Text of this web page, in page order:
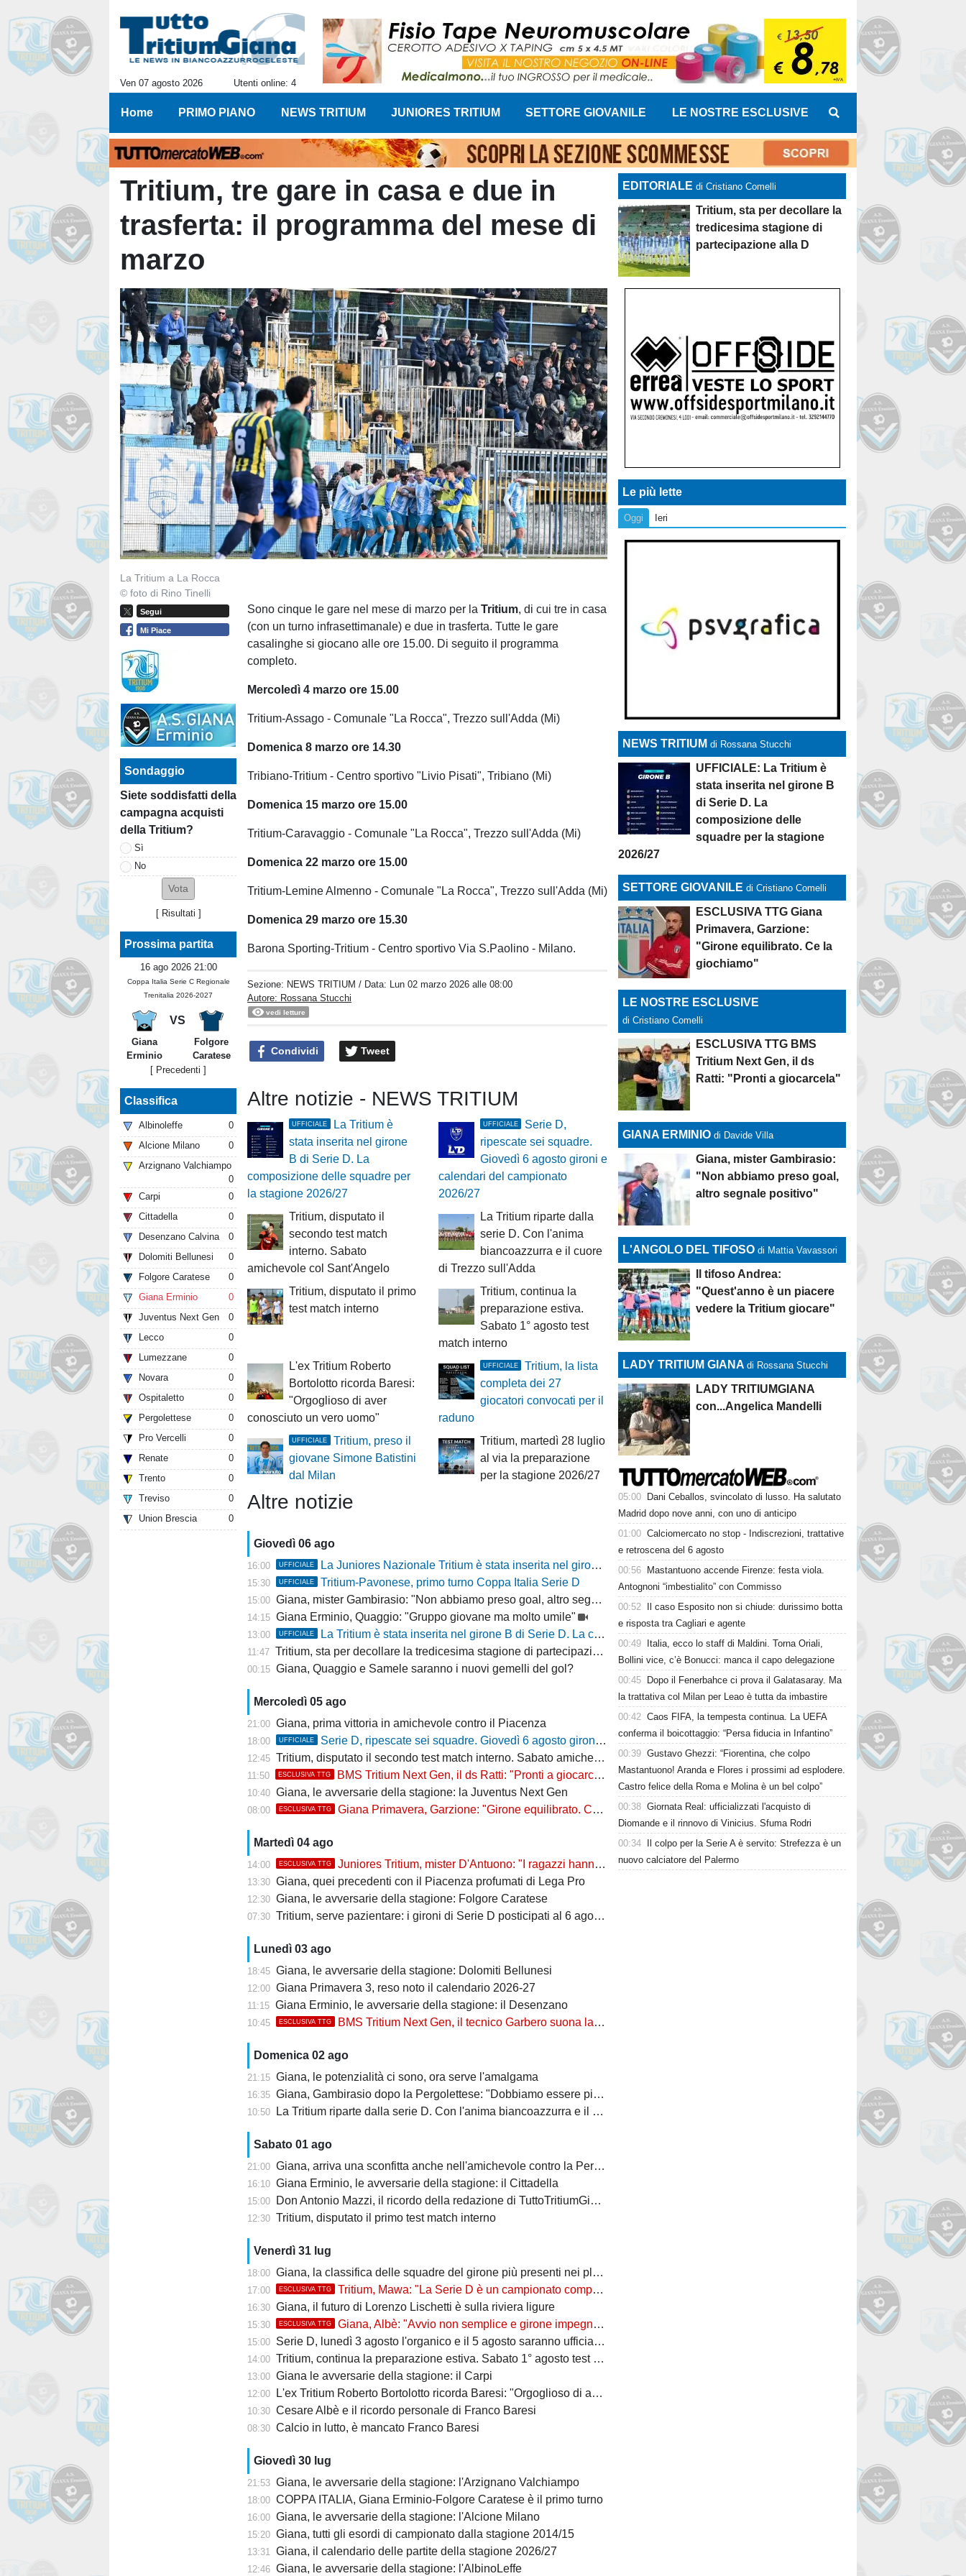
Ven 07 agosto 2026 Utenti online: 4
Home PRIMO PIANO NEWS TRITIUM JUNIORES TRITIUM SETTORE GIOVANILE LE NOSTRE ESCLUSIVE
Tritium, tre gare in casa e due in
trasferta: il programma del mese di
marzo
La Tritium a La Rocca
© foto di Rino Tinelli
Segui
Mi Piace
Sondaggio
Siete soddisfatti della
campagna acquisti
della Tritium?
Sì
No
[ Risultati ]
Prossima partita
16 ago 2026 21:00
Coppa Italia Serie C Regionale
Trenitalia 2026-2027
VS
Giana
Erminio
Folgore
Caratese
[ Precedenti ]
Classifica
Albinoleffe
0
Alcione Milano
0
Arzignano Valchiampo
0
Carpi
0
Cittadella
0
Desenzano Calvina
0
Dolomiti Bellunesi
0
Folgore Caratese
0
Giana Erminio
0
Juventus Next Gen
0
Lecco
0
Lumezzane
0
Novara
0
Ospitaletto
0
Pergolettese
0
Pro Vercelli
0
Renate
0
Trento
0
Treviso
0
Union Brescia
0
Sono cinque le gare nel mese di marzo per laTritium, di cui tre in casa
(con un turno infrasettimanale) e due in trasferta. Tutte le gare
casalinghe si giocano alle ore 15.00. Di seguito il programma
completo.
Mercoledì 4 marzo ore 15.00
Tritium-Assago - Comunale "La Rocca", Trezzo sull'Adda (Mi)
Domenica 8 marzo ore 14.30
Tribiano-Tritium - Centro sportivo "Livio Pisati", Tribiano (Mi)
Domenica 15 marzo ore 15.00
Tritium-Caravaggio - Comunale "La Rocca", Trezzo sull'Adda (Mi)
Domenica 22 marzo ore 15.00
Tritium-Lemine Almenno - Comunale "La Rocca", Trezzo sull'Adda (Mi)
Domenica 29 marzo ore 15.30
Barona Sporting-Tritium - Centro sportivo Via S.Paolino - Milano.
Sezione: NEWS TRITIUM / Data: Lun 02 marzo 2026 alle 08:00
Autore: Rossana Stucchi
vedi letture
Condividi Tweet
Altre notizie - NEWS TRITIUM
UFFICIALE
La Tritium è
stata inserita nel girone
B di Serie D. La
composizione delle squadre per
la stagione 2026/27
UFFICIALE
Serie D,
ripescate sei squadre.
Giovedì 6 agosto gironi e
calendari del campionato
2026/27
Tritium, disputato il
secondo test match
interno. Sabato
amichevole col Sant'Angelo
La Tritium riparte dalla
serie D. Con l'anima
biancoazzurra e il cuore
di Trezzo sull'Adda
Tritium, disputato il primo
test match interno
Tritium, continua la
preparazione estiva.
Sabato 1° agosto test
match interno
L'ex Tritium Roberto
Bortolotto ricorda Baresi:
"Orgoglioso di aver
conosciuto un vero uomo"
UFFICIALE
Tritium, la lista
completa dei 27
giocatori convocati per il
raduno
UFFICIALE
Tritium, preso il
giovane Simone Batistini
dal Milan
Tritium, martedì 28 luglio
al via la preparazione
per la stagione 2026/27
Altre notizie
Giovedì 06 ago
16:00 UFFICIALE La Juniores Nazionale Tritium è stata inserita nel girone C
15:30 UFFICIALE Tritium-Pavonese, primo turno Coppa Italia Serie D
15:00 Giana, mister Gambirasio: "Non abbiamo preso goal, altro segnale positivo"
14:15 Giana Erminio, Quaggio: "Gruppo giovane ma molto umile"
13:00 UFFICIALE La Tritium è stata inserita nel girone B di Serie D. La composizione delle squadre per la stagione 2026/27
11:47 Tritium, sta per decollare la tredicesima stagione di partecipazione alla D
00:15 Giana, Quaggio e Samele saranno i nuovi gemelli del gol?
Mercoledì 05 ago
21:00 Giana, prima vittoria in amichevole contro il Piacenza
18:00 UFFICIALE Serie D, ripescate sei squadre. Giovedì 6 agosto gironi e calendari del campionato 2026/27
12:45 Tritium, disputato il secondo test match interno. Sabato amichevole col Sant'Angelo
11:50 ESCLUSIVA TTG BMS Tritium Next Gen, il ds Ratti: "Pronti a giocarcela"
10:40 Giana, le avversarie della stagione: la Juventus Next Gen
08:00 ESCLUSIVA TTG Giana Primavera, Garzione: "Girone equilibrato. Ce la giochiamo"
Martedì 04 ago
14:00 ESCLUSIVA TTG Juniores Tritium, mister D'Antuono: "I ragazzi hanno già un'impostazione, l'obiettivo è cercare..."
13:30 Giana, quei precedenti con il Piacenza profumati di Lega Pro
12:30 Giana, le avversarie della stagione: Folgore Caratese
07:30 Tritium, serve pazientare: i gironi di Serie D posticipati al 6 agosto
Lunedì 03 ago
18:45 Giana, le avversarie della stagione: Dolomiti Bellunesi
12:00 Giana Primavera 3, reso noto il calendario 2026-27
11:15 Giana Erminio, le avversarie della stagione: il Desenzano
10:45 ESCLUSIVA TTG BMS Tritium Next Gen, il tecnico Garbero suona la carica per la prossima stagione: "Dovremo cercare di..."
Domenica 02 ago
21:15 Giana, le potenzialità ci sono, ora serve l'amalgama
16:35 Giana, Gambirasio dopo la Pergolettese: "Dobbiamo essere più cinici"
10:50 La Tritium riparte dalla serie D. Con l'anima biancoazzurra e il cuore di Trezzo sull'Adda
Sabato 01 ago
21:00 Giana, arriva una sconfitta anche nell'amichevole contro la Pergolettese
16:10 Giana Erminio, le avversarie della stagione: il Cittadella
15:00 Don Antonio Mazzi, il ricordo della redazione di TuttoTritiumGiana
12:30 Tritium, disputato il primo test match interno
Venerdì 31 lug
18:00 Giana, la classifica delle squadre del girone più presenti nei playoff
17:00 ESCLUSIVA TTG Tritium, Mawa: "La Serie D è un campionato competitivo, ma vogliamo farci rispettare"
16:30 Giana, il futuro di Lorenzo Lischetti è sulla riviera ligure
15:30 ESCLUSIVA TTG Giana, Albè: "Avvio non semplice e girone impegnativo"
15:00 Serie D, lunedì 3 agosto l'organico e il 5 agosto saranno ufficializzati i gironi
14:00 Tritium, continua la preparazione estiva. Sabato 1° agosto test match interno
13:00 Giana le avversarie della stagione: il Carpi
12:00 L'ex Tritium Roberto Bortolotto ricorda Baresi: "Orgoglioso di aver conosciuto un vero uomo"
10:30 Cesare Albè e il ricordo personale di Franco Baresi
08:30 Calcio in lutto, è mancato Franco Baresi
Giovedì 30 lug
21:53 Giana, le avversarie della stagione: l'Arzignano Valchiampo
18:00 COPPA ITALIA, Giana Erminio-Folgore Caratese è il primo turno
16:00 Giana, le avversarie della stagione: l'Alcione Milano
15:20 Giana, tutti gli esordi di campionato dalla stagione 2014/15
13:31 Giana, il calendario delle partite della stagione 2026/27
12:46 Giana, le avversarie della stagione: l'AlbinoLeffe
EDITORIALE di Cristiano Comelli
Tritium, sta per decollare la
tredicesima stagione di
partecipazione alla D
Le più lette
Oggi Ieri
NEWS TRITIUM di Rossana Stucchi
UFFICIALE: La Tritium è
stata inserita nel girone B
di Serie D. La
composizione delle
squadre per la stagione
2026/27
SETTORE GIOVANILE di Cristiano Comelli
ESCLUSIVA TTG Giana
Primavera, Garzione:
"Girone equilibrato. Ce la
giochiamo"
LE NOSTRE ESCLUSIVE
di Cristiano Comelli
ESCLUSIVA TTG BMS
Tritium Next Gen, il ds
Ratti: "Pronti a giocarcela"
GIANA ERMINIO di Davide Villa
Giana, mister Gambirasio:
"Non abbiamo preso goal,
altro segnale positivo"
L'ANGOLO DEL TIFOSO di Mattia Vavassori
Il tifoso Andrea:
"Quest'anno è un piacere
vedere la Tritium giocare"
LADY TRITIUM GIANA di Rossana Stucchi
LADY TRITIUMGIANA
con...Angelica Mandelli
05:00
Dani Ceballos, svincolato di lusso. Ha salutato
Madrid dopo nove anni, con uno di anticipo
01:00 Calciomercato no stop - Indiscrezioni, trattative
e retroscena del 6 agosto
00:56
Mastantuono accende Firenze: festa viola.
Antognoni “imbestialito” con Commisso
00:52
Il caso Esposito non si chiude: durissimo botta
e risposta tra Cagliari e agente
00:49
Italia, ecco lo staff di Maldini. Torna Oriali,
Bollini vice, c’è Bonucci: manca il capo delegazione
00:45
Dopo il Fenerbahce ci prova il Galatasaray. Ma
la trattativa col Milan per Leao è tutta da imbastire
00:42 Caos FIFA, la tempesta continua. La UEFA
conferma il boicottaggio: “Persa fiducia in Infantino”
00:39 Gustavo Ghezzi: “Fiorentina, che colpo
Mastantuono! Aranda e Flores i prossimi ad esplodere.
Castro felice della Roma e Molina è un bel colpo”
00:38 Giornata Real: ufficializzati l'acquisto di
Diomande e il rinnovo di Vinicius. Sfuma Rodri
00:34
Il colpo per la Serie A è servito: Strefezza è un
nuovo calciatore del Palermo